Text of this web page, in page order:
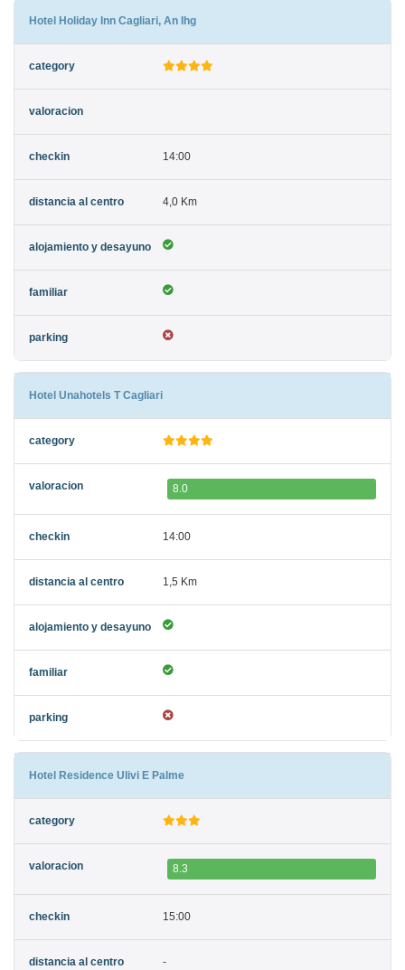
Hotel Holiday Inn Cagliari, An Ihg
14:00
4,0 Km
Hotel Unahotels T Cagliari
8.0
14:00
1,5 Km
Hotel Residence Ulivi E Palme
8.3
15:00
-